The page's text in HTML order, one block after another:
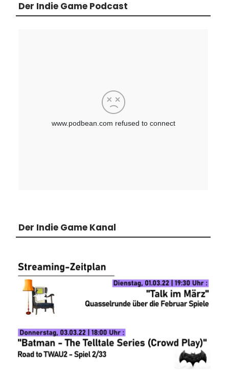
Der Indie Game Podcast
Der Indie Game Kanal